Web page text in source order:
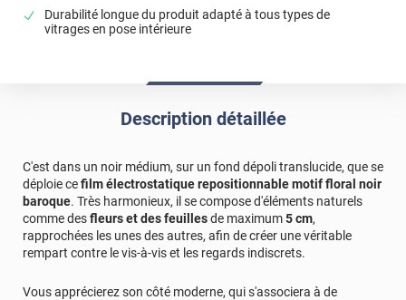
Durabilité longue du produit adapté à tous types de
vitrages en pose intérieure
Description détaillée
C'est dans un noir médium, sur un fond dépoli translucide, que se
déploie cefilm électrostatique repositionnable motif floral noir
baroque. Très harmonieux, il se compose d'éléments naturels
comme desfleurs et des feuillesde maximum5 cm,
rapprochées les unes des autres, afin de créer une véritable
rempart contre le vis-à-vis et les regards indiscrets.
Vous apprécierez son côté moderne, qui s'associera à de